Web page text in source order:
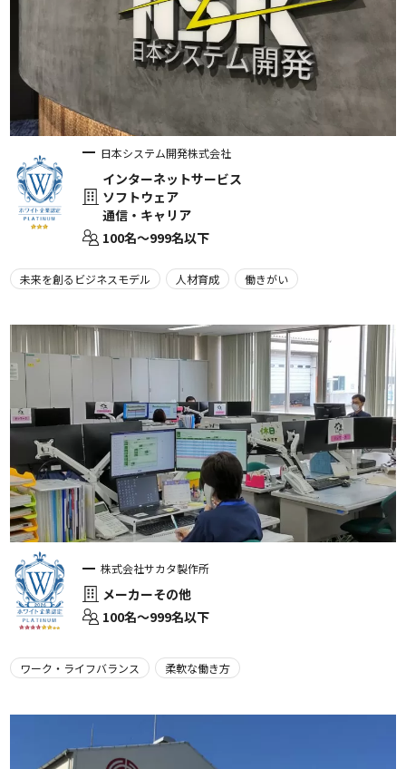
日本システム開発株式会社
インターネットサービス
ソフトウェア
通信・キャリア
100名〜999名以下
未来を創るビジネスモデル 人材育成 働きがい
株式会社サカタ製作所
メーカーその他
100名〜999名以下
ワーク・ライフバランス 柔軟な働き方